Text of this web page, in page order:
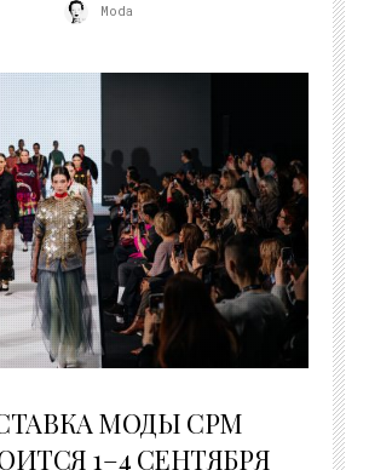
Moda
МОДЫ CPM
1–4 СЕНТЯБРЯ